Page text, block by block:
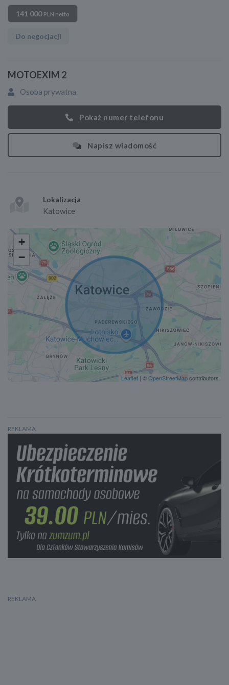
141 000 PLN netto
Do negocjacji
MOTOEXIM 2
Osoba prywatna
Pokaż numer telefonu
Napisz wiadomość
Lokalizacja
Katowice
+
−
Leaflet | ©OpenStreetMapcontributors
REKLAMA